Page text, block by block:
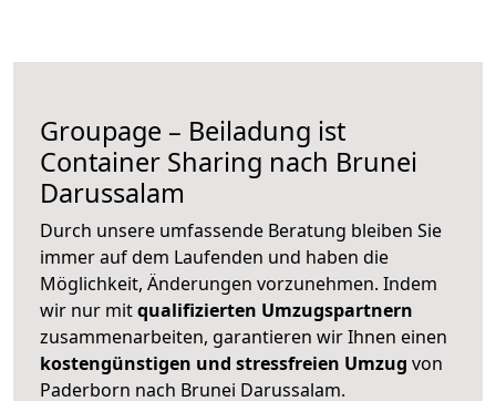
Groupage – Beiladung ist
Container Sharing nach Brunei
Darussalam
Durch unsere umfassende Beratung bleiben Sie
immer auf dem Laufenden und haben die
Möglichkeit, Änderungen vorzunehmen. Indem
wir nur mitqualifizierten Umzugspartnern
zusammenarbeiten, garantieren wir Ihnen einen
kostengünstigen und stressfreien Umzug von
Paderborn nach Brunei Darussalam.